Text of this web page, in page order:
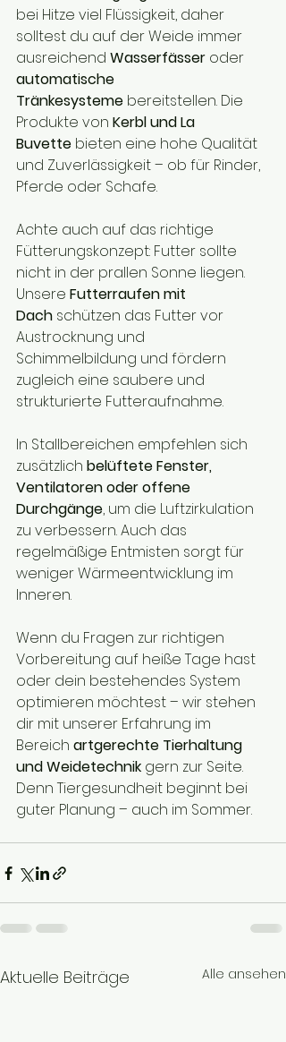
bei Hitze viel Flüssigkeit, daher
solltest du auf der Weide immer
ausreichend Wasserfässer oder
automatische
Tränkesysteme bereitstellen. Die
Produkte von Kerbl und La
Buvette bieten eine hohe Qualität
und Zuverlässigkeit – ob für Rinder,
Pferde oder Schafe.
Achte auch auf das richtige
Fütterungskonzept: Futter sollte
nicht in der prallen Sonne liegen.
Unsere Futterraufen mit
Dach schützen das Futter vor
Austrocknung und
Schimmelbildung und fördern
zugleich eine saubere und
strukturierte Futteraufnahme.
In Stallbereichen empfehlen sich
zusätzlich belüftete Fenster,
Ventilatoren oder offene
Durchgänge, um die Luftzirkulation
zu verbessern. Auch das
regelmäßige Entmisten sorgt für
weniger Wärmeentwicklung im
Inneren.
Wenn du Fragen zur richtigen
Vorbereitung auf heiße Tage hast
oder dein bestehendes System
optimieren möchtest – wir stehen
dir mit unserer Erfahrung im
Bereich artgerechte Tierhaltung
und Weidetechnik gern zur Seite.
Denn Tiergesundheit beginnt bei
guter Planung – auch im Sommer.
Aktuelle Beiträge Alle ansehen